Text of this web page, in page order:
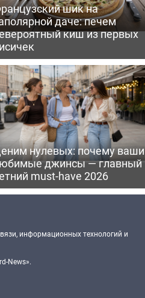
шик на
даче: печем
киш из первых
нулевых: почему ваши
джинсы — главный
must-have 2026
информационных технологий и
News».